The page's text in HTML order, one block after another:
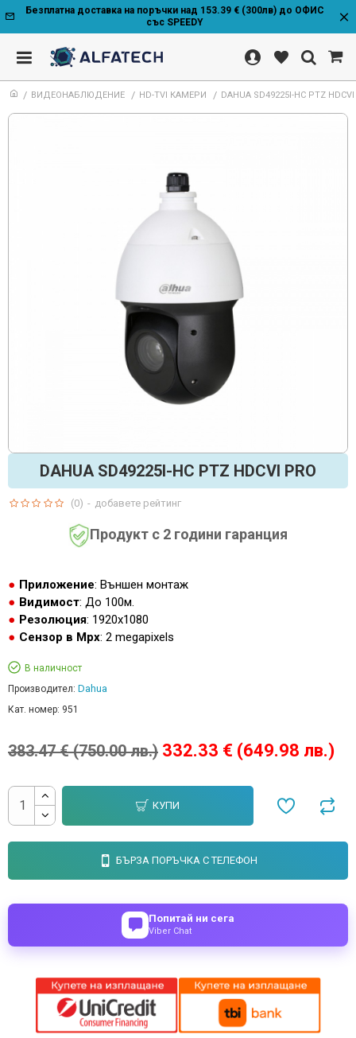
Безплатна доставка на поръчки над 153.39 € (300лв) до ОФИС
със SPEEDY
ВИДЕОНАБЛЮДЕНИЕ HD-TVI КАМЕРИ DAHUA SD49225I-HC PTZ
DAHUA SD49225I-HC PTZ HDCVI PRO
Продукт с 2 години гаранция
Приложение: Външен монтаж
Видимост: До 100м.
Резолюция: 1920x1080
Сензор в Mpx: 2 megapixels
В наличност
Производител: Dahua
Кат. номер: 951
(0) - добавете рейтинг
332.33 € (649.98 лв.)
383.47 € (750.00 лв.)
КУПИ
БЪРЗА ПОРЪЧКА С ТЕЛЕФОН
Попитай ни сега
Viber Chat